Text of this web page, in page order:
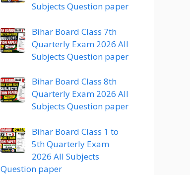
Subjects Question paper
Bihar Board Class 7th
Quarterly Exam 2026 All
Subjects Question paper
Bihar Board Class 8th
Quarterly Exam 2026 All
Subjects Question paper
Bihar Board Class 1 to
5th Quarterly Exam
2026 All Subjects
Question paper